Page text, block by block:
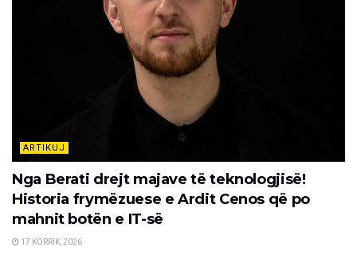
ARTIKUJ
Nga Berati drejt majave të teknologjisë!
Historia frymëzuese e Ardit Cenos që po
mahnit botën e IT-së
17 KORRIK, 2026